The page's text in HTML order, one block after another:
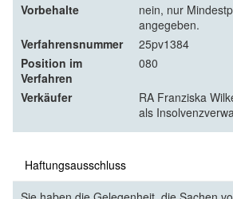
Vorbehalte
nein, nur
angegeben.
Verfahrensnummer
25pv1384
Position im
Verfahren
080
Verkäufer
RA Franziska
als
Haftungsausschluss